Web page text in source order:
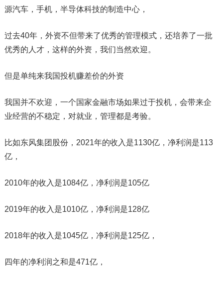
源汽车，手机，半导体科技的制造中心，
过去40年，外资不但带来了优秀的管理模式，还培养了一批
优秀的人才，这样的外资，我们当然欢迎。
但是单纯来我国投机赚差价的外资
我国并不欢迎，一个国家金融市场如果过于投机，会带来企
业经营的不稳定，对就业，管理都是考验。
比如东风集团股份，2021年的收入是1130亿，净利润是113
亿，
2010年的收入是1084亿，净利润是105亿
2019年的收入是1010亿，净利润是128亿
2018年的收入是1045亿，净利润是125亿，
四年的净利润之和是471亿，